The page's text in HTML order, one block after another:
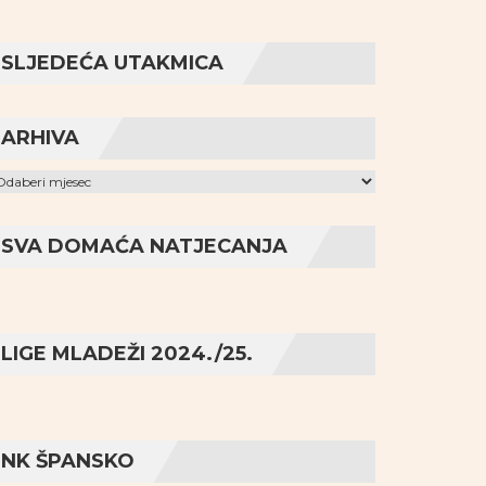
SLJEDEĆA UTAKMICA
ARHIVA
SVA DOMAĆA NATJECANJA
LIGE MLADEŽI 2024./25.
NK ŠPANSKO